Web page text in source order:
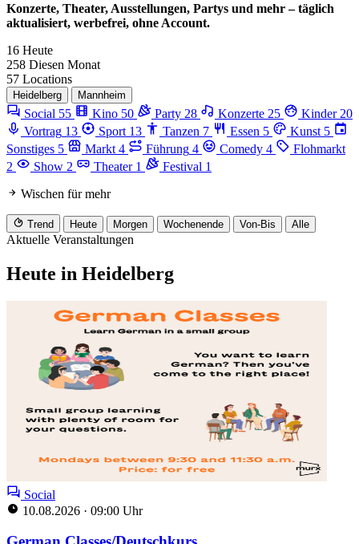
Konzerte, Theater, Ausstellungen, Partys und mehr – täglich
aktualisiert, werbefrei, ohne Account.
16 Heute
258 Diesen Monat
57 Locations
Heidelberg Mannheim
Social 55 Kino 50 Party 28 Konzerte 25 Kinder 20
Vortrag 13 Sport 13 Tanzen 7 Essen 5 Kunst 5
Sonstiges 5 Markt 4 Führung 4 Comedy 4
Flohmarkt
2
Show 2 Theater 1 Festival 1
Wischen für mehr
Trend Heute Morgen Wochenende Von-Bis Alle
Aktuelle Veranstaltungen
Heute in Heidelberg
Social
10.08.2026 · 09:00 Uhr